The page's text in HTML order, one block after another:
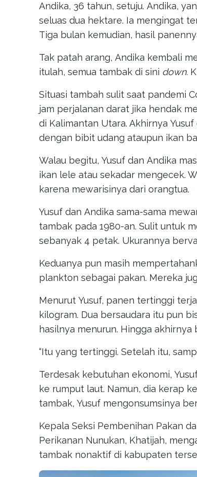
Andika, 36 tahun, setuju. Andika,
seluas dua hektare. Ia mengingat
Tiga bulan kemudian, hasil
Tak patah arang, Andika kembali
itulah, semua tambak di sini down.
Situasi tambah sulit saat pandemi
jam perjalanan darat jika hendak
di Kalimantan Utara. Akhirnya
dengan bibit udang ataupun ikan
Walau begitu, Yusuf dan Andika
ikan lele atau sekadar mengecek.
karena mewarisinya dari orangtua.
Yusuf dan Andika sama-sama
tambak pada 1980-an. Sulit untuk
sebanyak 4 petak. Ukurannya
Keduanya pun masih
plankton sebagai pakan. Mereka
Menurut Yusuf, panen tertinggi
kilogram. Dua bersaudara itu pun
hasilnya menurun. Hingga akhirnya
“Itu yang tertinggi. Setelah itu,
Terdesak kebutuhan ekonomi,
ke rumput laut. Namun, dia kerap
tambak, Yusuf mengonsumsinya
Kepala Seksi Pembenihan Pakan
Perikanan Nunukan, Khatijah,
tambak nonaktif di kabupaten